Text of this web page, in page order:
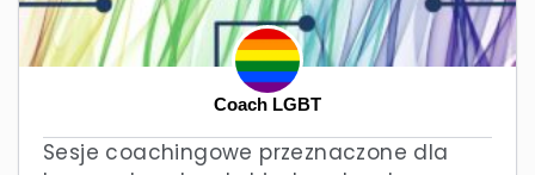
Coach LGBT
Sesje coachingowe przeznaczone dla